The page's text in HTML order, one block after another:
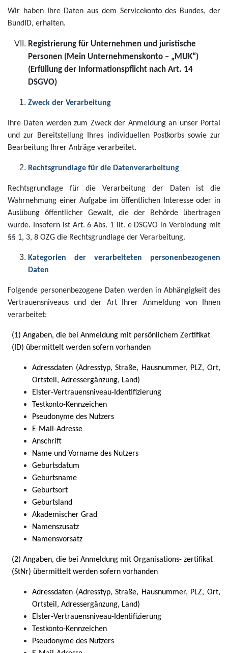
Wir haben Ihre Daten aus dem Servicekonto des Bundes, der
BundID, erhalten.
Registrierung für Unternehmen und juristische
Personen (Mein Unternehmenskonto – „MUK“)
(Erfüllung der Informationspflicht nach Art. 14
DSGVO)
Zweck der Verarbeitung
Ihre Daten werden zum Zweck der Anmeldung an unser Portal
und zur Bereitstellung Ihres individuellen Postkorbs sowie zur
Bearbeitung Ihrer Anträge verarbeitet.
Rechtsgrundlage für die Datenverarbeitung
Rechtsgrundlage für die Verarbeitung der Daten ist die
Wahrnehmung einer Aufgabe im öffentlichen Interesse oder in
Ausübung öffentlicher Gewalt, die der Behörde übertragen
wurde. Insofern ist Art. 6 Abs. 1 lit. e DSGVO in Verbindung mit
§§ 1, 3, 8 OZG die Rechtsgrundlage der Verarbeitung.
Kategorien der verarbeiteten personenbezogenen
Daten
Folgende personenbezogene Daten werden in Abhängigkeit des
Vertrauensniveaus und der Art Ihrer Anmeldung von Ihnen
verarbeitet:
(1) Angaben, die bei Anmeldung mit persönlichem Zertifikat
(ID) übermittelt werden sofern vorhanden
Adressdaten (Adresstyp, Straße, Hausnummer, PLZ, Ort,
Ortsteil, Adressergänzung, Land)
Elster-Vertrauensniveau-Identifizierung
Testkonto-Kennzeichen
Pseudonyme des Nutzers
E-Mail-Adresse
Anschrift
Name und Vorname des Nutzers
Geburtsdatum
Geburtsname
Geburtsort
Geburtsland
Akademischer Grad
Namenszusatz
Namensvorsatz
(2) Angaben, die bei Anmeldung mit Organisations- zertifikat
(StNr) übermittelt werden sofern vorhanden
Adressdaten (Adresstyp, Straße, Hausnummer, PLZ, Ort,
Ortsteil, Adressergänzung, Land)
Elster-Vertrauensniveau-Identifizierung
Testkonto-Kennzeichen
Pseudonyme des Nutzers